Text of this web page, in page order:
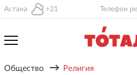
Астана +21 Телефон
Общество → Религия